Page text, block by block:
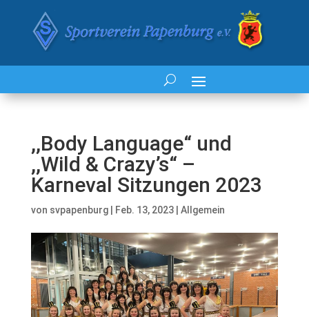
,,Body Language“ und
,,Wild & Crazy’s“ –
Karneval Sitzungen 2023
von svpapenburg| Feb. 13, 2023| Allgemein